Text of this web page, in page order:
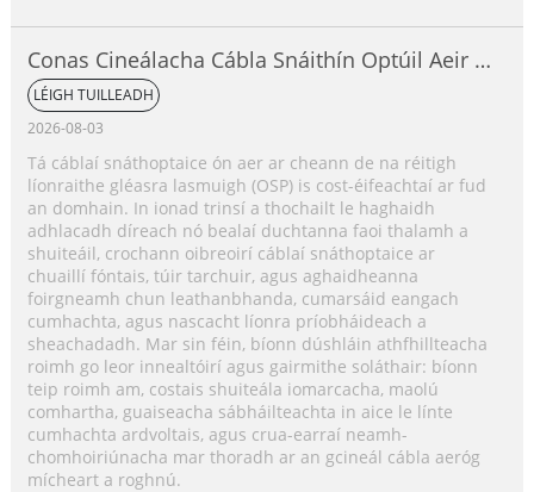
Conas Cineálacha Cábla Snáithín Optúil Aeir a
Roghnú?
LÉIGH TUILLEADH
2026-08-03
Tá cáblaí snáthoptaice ón aer ar cheann de na réitigh
líonraithe gléasra lasmuigh (OSP) is cost-éifeachtaí ar fud
an domhain. In ionad trinsí a thochailt le haghaidh
adhlacadh díreach nó bealaí duchtanna faoi thalamh a
shuiteáil, crochann oibreoirí cáblaí snáthoptaice ar
chuaillí fóntais, túir tarchuir, agus aghaidheanna
foirgneamh chun leathanbhanda, cumarsáid eangach
cumhachta, agus nascacht líonra príobháideach a
sheachadadh. Mar sin féin, bíonn dúshláin athfhillteacha
roimh go leor innealtóirí agus gairmithe soláthair: bíonn
teip roimh am, costais shuiteála iomarcacha, maolú
comhartha, guaiseacha sábháilteachta in aice le línte
cumhachta ardvoltais, agus crua-earraí neamh-
chomhoiriúnacha mar thoradh ar an gcineál cábla aeróg
mícheart a roghnú.